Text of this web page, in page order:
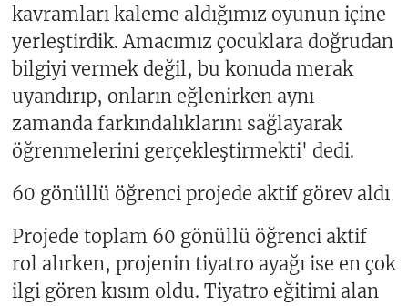
kavramları kaleme aldığımız oyunun içine
yerleştirdik. Amacımız çocuklara doğrudan
bilgiyi vermek değil, bu konuda merak
uyandırıp, onların eğlenirken aynı
zamanda farkındalıklarını sağlayarak
öğrenmelerini gerçekleştirmekti' dedi.
60 gönüllü öğrenci projede aktif görev aldı
Projede toplam 60 gönüllü öğrenci aktif
rol alırken, projenin tiyatro ayağı ise en çok
ilgi gören kısım oldu. Tiyatro eğitimi alan